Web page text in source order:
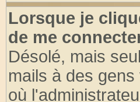
Lorsque je
de me
Désolé, mais
mails à des
où